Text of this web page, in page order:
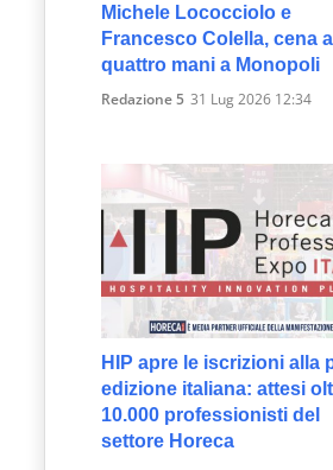
Michele Lococciolo e
Francesco Colella, cena a
quattro mani a Monopoli
Redazione 5 31 Lug 2026 12:34
HIP apre le iscrizioni alla
edizione italiana: attesi
10.000 professionisti del
settore Horeca